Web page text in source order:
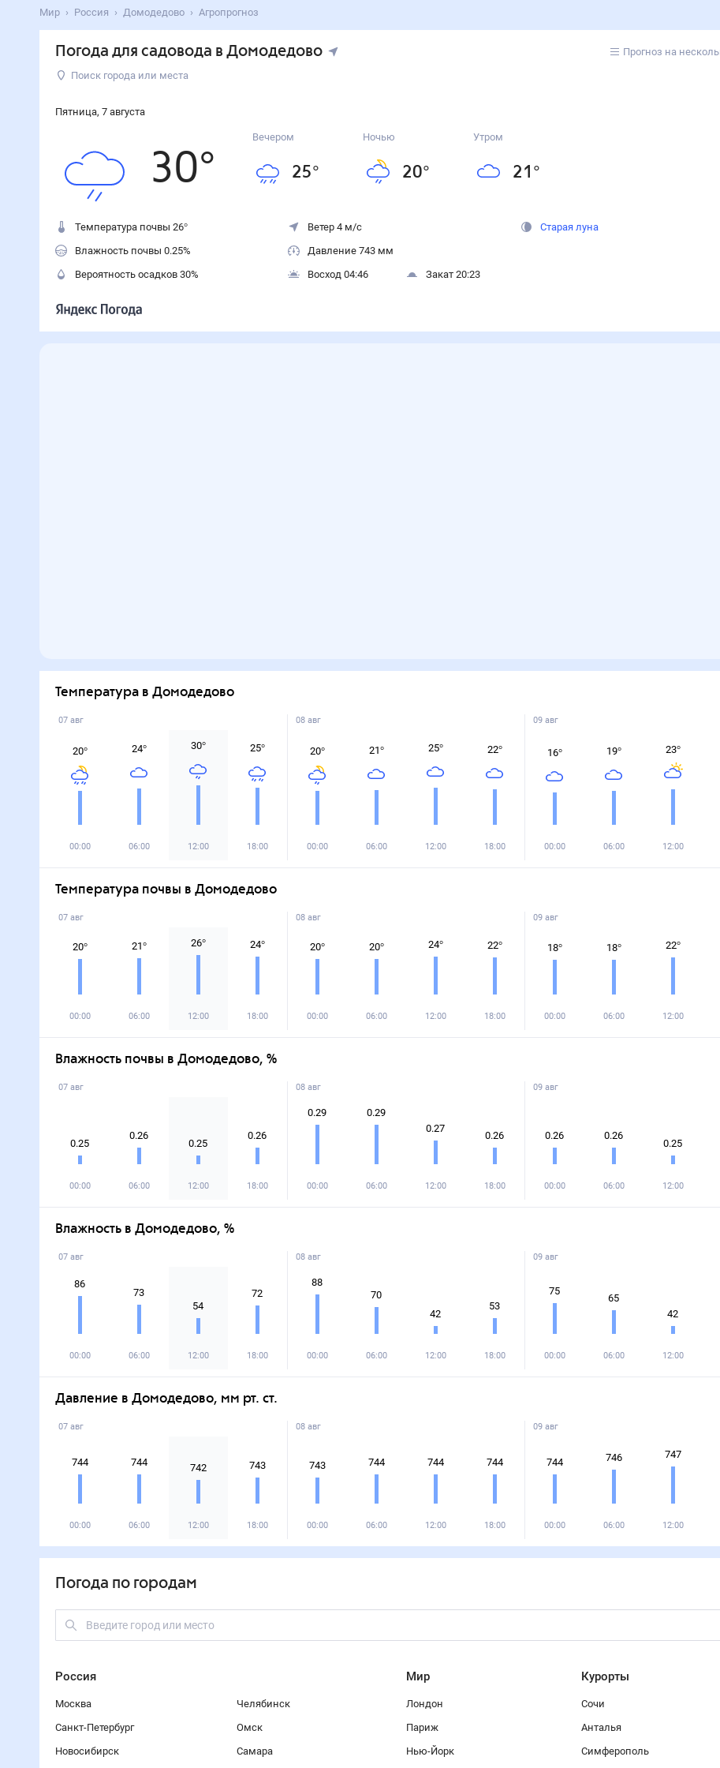
Мир Россия Домодедово Агропрогноз
Погода для садовода в Домодедово
Прогноз на
Поиск города или места
Пятница, 7 августа
30°
Вечером
25°
Ночью
20°
Утром
21 °
Температура почвы 26°
Влажность почвы 0.25%
Вероятность осадков 30%
Ветер 4 м/с
Давление 743 мм
Восход 04:46
Закат 20:23
Старая луна
Температура в Домодедово
07 авг
20°
00:00
24°
06:00
30°
12:00
25°
18:00
08 авг
20°
00:00
21°
06:00
25°
12:00
22°
18:00
09 авг
16°
00:00
19°
06:00
23°
12:00
Температура почвы в Домодедово
07 авг
20°
00:00
21°
06:00
26°
12:00
24°
18:00
08 авг
20°
00:00
20°
06:00
24°
12:00
22°
18:00
09 авг
18°
00:00
18°
06:00
22°
12:00
Влажность почвы в Домодедово, %
07 авг
0.25
00:00
0.26
06:00
0.25
12:00
0.26
18:00
08 авг
0.29
00:00
0.29
06:00
0.27
12:00
0.26
18:00
09 авг
0.26
00:00
0.26
06:00
0.25
12:00
Влажность в Домодедово, %
07 авг
86
00:00
73
06:00
54
12:00
72
18:00
08 авг
88
00:00
70
06:00
42
12:00
53
18:00
09 авг
75
00:00
65
06:00
42
12:00
Давление в Домодедово, мм рт. ст.
07 авг
744
00:00
744
06:00
742
12:00
743
18:00
08 авг
743
00:00
744
06:00
744
12:00
744
18:00
09 авг
744
00:00
746
06:00
747
12:00
Погода по городам
Россия
Москва
Санкт-Петербург
Новосибирск
Челябинск
Омск
Самара
Мир
Лондон
Париж
Нью-Йорк
Курорты
Сочи
Анталья
Симферополь